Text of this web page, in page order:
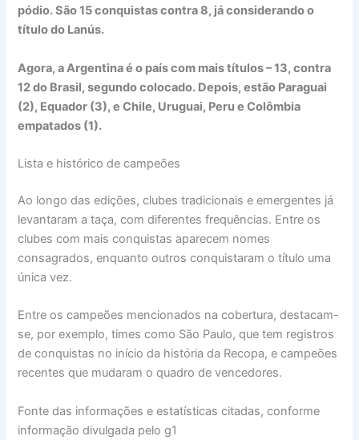
pódio. São 15 conquistas contra 8, já considerando o
título do Lanús.
Agora, a Argentina é o país com mais títulos – 13, contra
12 do Brasil, segundo colocado. Depois, estão Paraguai
(2), Equador (3), e Chile, Uruguai, Peru e Colômbia
empatados (1).
Lista e histórico de campeões
Ao longo das edições, clubes tradicionais e emergentes já
levantaram a taça, com diferentes frequências. Entre os
clubes com mais conquistas aparecem nomes
consagrados, enquanto outros conquistaram o título uma
única vez.
Entre os campeões mencionados na cobertura, destacam-
se, por exemplo, times como São Paulo, que tem registros
de conquistas no início da história da Recopa, e campeões
recentes que mudaram o quadro de vencedores.
Fonte das informações e estatísticas citadas, conforme
informação divulgada pelo g1